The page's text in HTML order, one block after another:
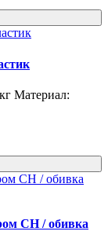
Материал:
CH / обивка